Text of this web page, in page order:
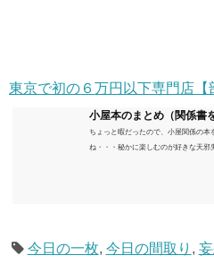
東京で初の６万円以下専門店【
小屋本のまとめ（関係書
ちょっと暇だったので、小屋関係の
ね・・・秘かに楽しむのが好きな天邪
今日の一枚, 今日の間取り ,